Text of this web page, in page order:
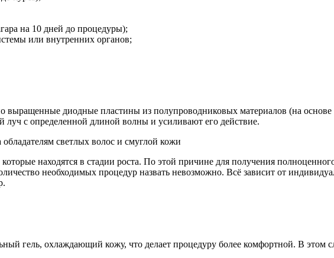
на 10 дней до процедуры);
или внутренних органов;
выращенные диодные пластины из полупроводниковых материалов (на
луч с определенной длиной волны и усиливают его действие.
светлых волос и смуглой кожи
находятся в стадии роста. По этой причине для получения
необходимых процедур назвать невозможно. Всё зависит от
гель, охлаждающий кожу, что делает процедуру более комфортной. В этом